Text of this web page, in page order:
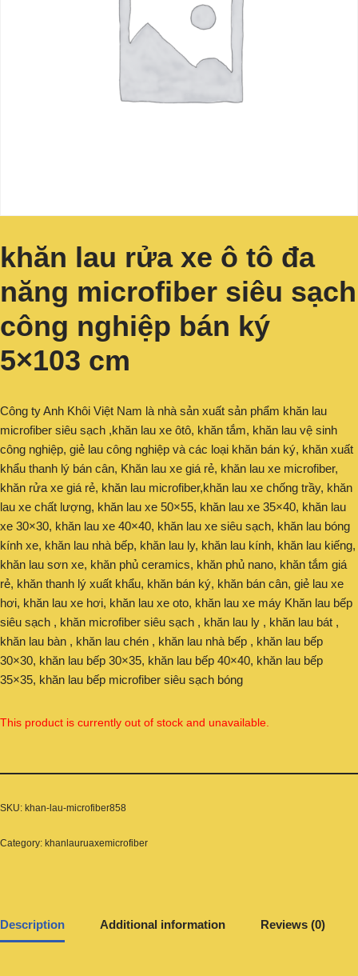
khăn lau rửa xe ô tô đa
năng microfiber siêu sạch
công nghiệp bán ký
5×103 cm
Công ty Anh Khôi Việt Nam là nhà sản xuất sản phẩm khăn lau
microfiber siêu sạch ,khăn lau xe ôtô, khăn tắm, khăn lau vệ sinh
công nghiệp, giẻ lau công nghiệp và các loại khăn bán ký, khăn xuất
khẩu thanh lý bán cân, Khăn lau xe giá rẻ, khăn lau xe microfiber,
khăn rửa xe giá rẻ, khăn lau microfiber,khăn lau xe chống trầy, khăn
lau xe chất lượng, khăn lau xe 50×55, khăn lau xe 35×40, khăn lau
xe 30×30, khăn lau xe 40×40, khăn lau xe siêu sạch, khăn lau bóng
kính xe, khăn lau nhà bếp, khăn lau ly, khăn lau kính, khăn lau kiếng,
khăn lau sơn xe, khăn phủ ceramics, khăn phủ nano, khăn tắm giá
rẻ, khăn thanh lý xuất khẩu, khăn bán ký, khăn bán cân, giẻ lau xe
hơi, khăn lau xe hơi, khăn lau xe oto, khăn lau xe máy Khăn lau bếp
siêu sạch , khăn microfiber siêu sạch , khăn lau ly , khăn lau bát ,
khăn lau bàn , khăn lau chén , khăn lau nhà bếp , khăn lau bếp
30×30, khăn lau bếp 30×35, khăn lau bếp 40×40, khăn lau bếp
35×35, khăn lau bếp microfiber siêu sạch bóng
This product is currently out of stock and unavailable.
SKU: khan-lau-microfiber858
Category: khanlauruaxemicrofiber
Description Additional information Reviews (0)